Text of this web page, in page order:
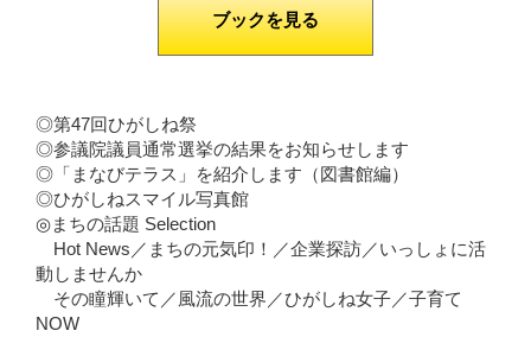
ブックを見る
◎第47回ひがしね祭
◎参議院議員通常選挙の結果をお知らせします
◎「まなびテラス」を紹介します（図書館編）
◎ひがしねスマイル写真館
◎まちの話題 Selection
Hot News／まちの元気印！／企業探訪／いっしょに活
動しませんか
その瞳輝いて／風流の世界／ひがしね女子／子育て
NOW